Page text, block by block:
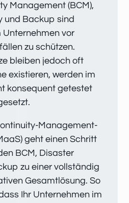
Management (BCM),
und Backup sind
vor
zu schützen.
bleiben jedoch oft
existieren, werden im
konsequent getestet
Management-
geht einen Schritt
BCM, Disaster
zu einer vollständig
Gesamtlösung. So
Ihr Unternehmen im